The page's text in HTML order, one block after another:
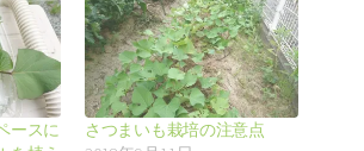
ースに
さつまいも栽培の注意点